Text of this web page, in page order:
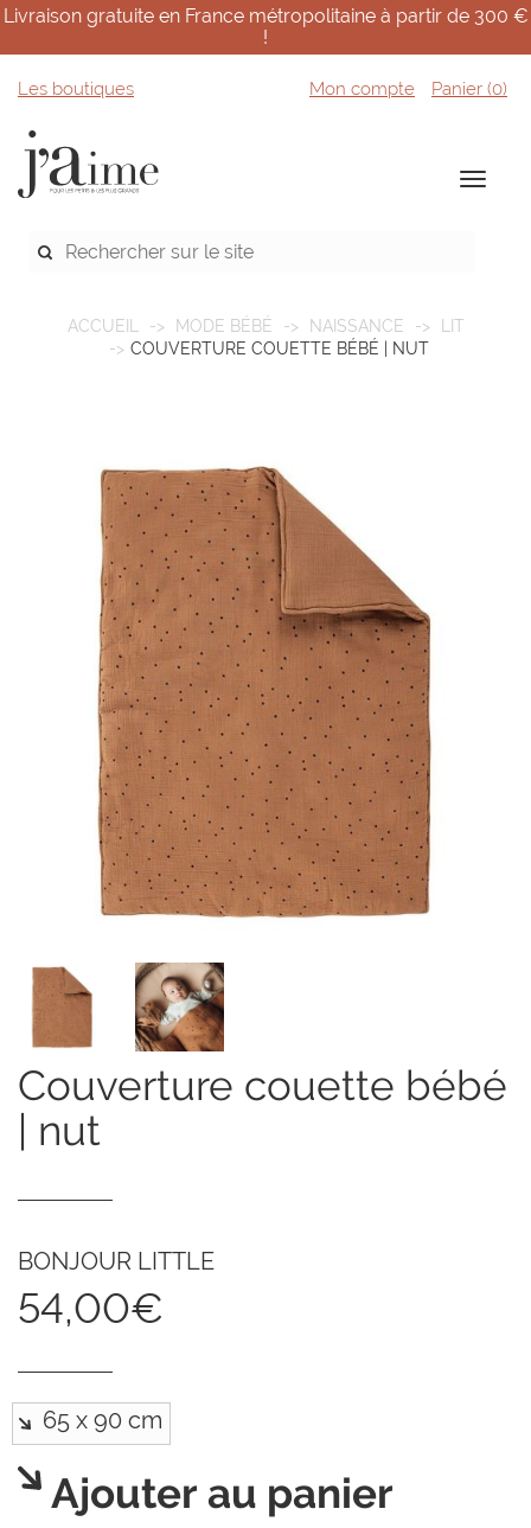
Livraison gratuite en France métropolitaine à partir de 300 €
!
Les boutiques Mon compte Panier (0)
ACCUEIL MODE BÉBÉ NAISSANCE
LIT
COUVERTURE COUETTE BÉBÉ | NUT
couverture couette bébé
| nut
BONJOUR LITTLE
54,00€
Ajouter au panier